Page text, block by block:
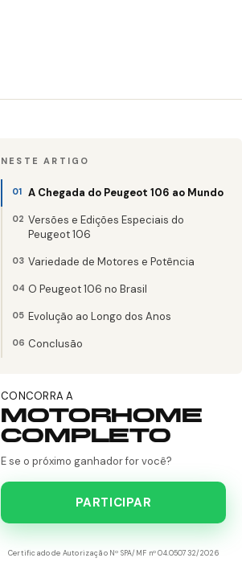
NESTE ARTIGO
A Chegada do Peugeot 106 ao Mundo
Versões e Edições Especiais do
Peugeot 106
Variedade de Motores e Potência
O Peugeot 106 no Brasil
Evolução ao Longo dos Anos
Conclusão
CONCORRA A
MOTORHOME
COMPLETO
E se o próximo ganhador for você?
PARTICIPAR
Certificado de Autorização Nº SPA/MF nº 04.050732/2026